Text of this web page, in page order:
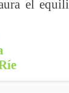
el